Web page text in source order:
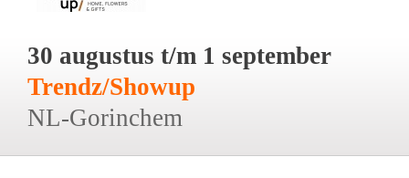
30 augustus t/m 1 september
Trendz/Showup
NL-Gorinchem